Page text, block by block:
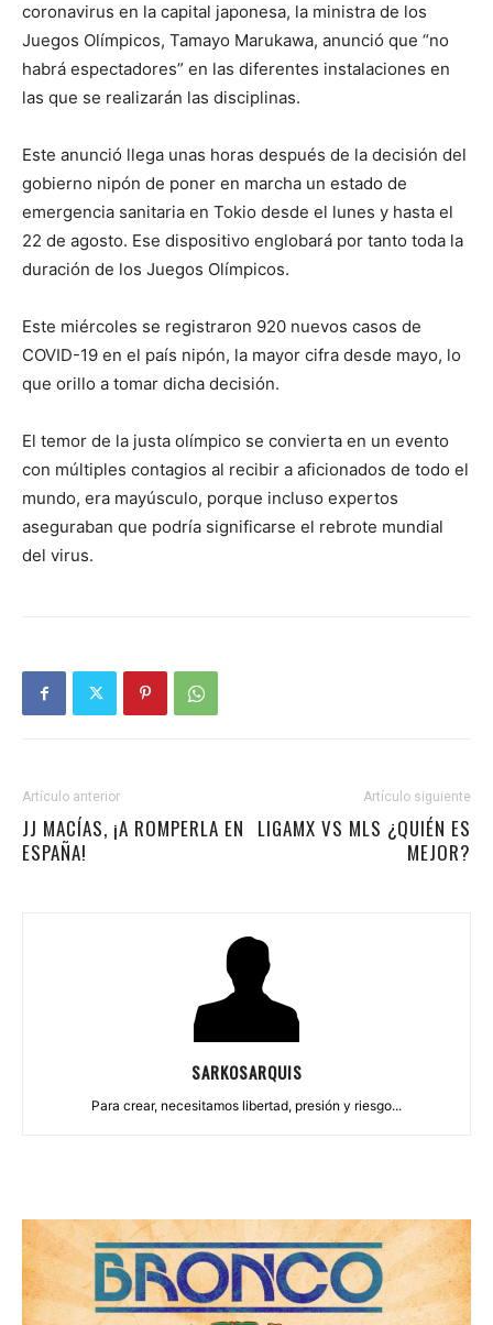
coronavirus en la capital japonesa, la ministra de los
Juegos Olímpicos, Tamayo Marukawa, anunció que “no
habrá espectadores” en las diferentes instalaciones en
las que se realizarán las disciplinas.
Este anunció llega unas horas después de la decisión del
gobierno nipón de poner en marcha un estado de
emergencia sanitaria en Tokio desde el lunes y hasta el
22 de agosto. Ese dispositivo englobará por tanto toda la
duración de los Juegos Olímpicos.
Este miércoles se registraron 920 nuevos casos de
COVID-19 en el país nipón, la mayor cifra desde mayo, lo
que orillo a tomar dicha decisión.
El temor de la justa olímpico se convierta en un evento
con múltiples contagios al recibir a aficionados de todo el
mundo, era mayúsculo, porque incluso expertos
aseguraban que podría significarse el rebrote mundial
del virus.
Artículo anterior
JJ MACÍAS, ¡A ROMPERLA EN
ESPAÑA!
Artículo siguiente
LIGAMX VS MLS ¿QUIÉN ES
MEJOR?
SARKOSARQUIS
Para crear, necesitamos libertad, presión y riesgo...